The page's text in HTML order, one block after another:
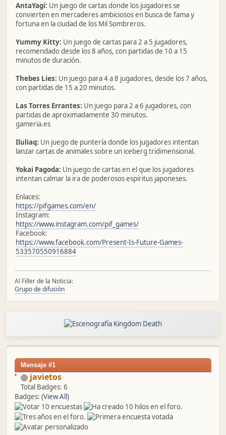
AntaYagí: Un juego de cartas donde los jugadores se
convierten en mercaderes ambiciosos en busca de fama y
fortuna en la ciudad de los Mil Sombreros. ​
Yummy Kitty: Un juego de cartas para 2 a 5 jugadores,
recomendado desde los 8 años, con partidas de 10 a 15
minutos de duración. ​
Thebes Lies: Un juego para 4 a 8 jugadores, desde los 7 años,
con partidas de 15 a 20 minutos. ​
Las Torres Errantes: Un juego para 2 a 6 jugadores, con
partidas de aproximadamente 30 minutos. ​
gameria.es
Iluliaq: Un juego de puntería donde los jugadores intentan
lanzar cartas de animales sobre un iceberg tridimensional. ​
Yokai Pagoda: Un juego de cartas en el que los jugadores
intentan calmar la ira de poderosos espíritus japoneses.
Enlaces:
https://pifgames.com/en/
Instagram:
https://www.instagram.com/pif_games/
Facebook:
https://www.facebook.com/Present-Is-Future-Games-
533570550916884
Al Filler de la Noticia:
Grupo de difusión
Mensaje #1
javietos
Total Badges: 6
Badges: (View All)